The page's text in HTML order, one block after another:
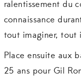
ralentissement du
connaissance
tout imaginer, tout
Place ensuite aux
25 ans pour Gil